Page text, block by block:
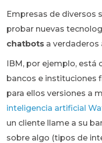
Empresas de diversos
probar nuevas
chatbots a verdaderos
IBM, por ejemplo, está
bancos e instituciones
para ellos versiones a
inteligencia artificial
un cliente llame a su
sobre algo (tipos de